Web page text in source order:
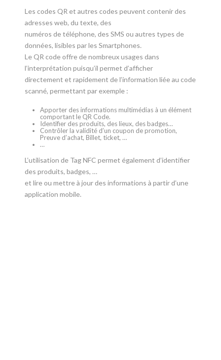
Les codes QR et autres codes peuvent contenir des
adresses web, du texte, des
numéros de téléphone, des SMS ou autres types de
données, lisibles par les Smartphones.
Le QR code offre de nombreux usages dans
l’interprétation puisqu’il permet d’afficher
directement et rapidement de l’information liée au code
scanné, permettant par exemple :
Apporter des informations multimédias à un élément
comportant le QR Code.
Identifier des produits, des lieux, des badges…
Contrôler la validité d’un coupon de promotion,
Preuve d’achat, Billet, ticket, …
…
L’utilisation de Tag NFC permet également d’identifier
des produits, badges, …
et lire ou mettre à jour des informations à partir d’une
application mobile.